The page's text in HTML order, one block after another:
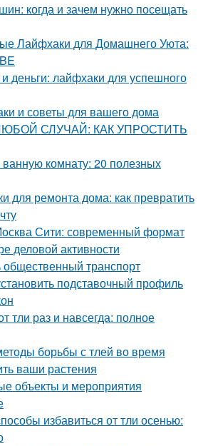
когда и зачем нужно посещать
Лайфхаки для Домашнего Уюта:
деньги: лайфхаки для успешного
и советы для вашего дома
СЛУЧАЙ: КАК УПРОСТИТЬ
ванную комнату: 20 полезных
для ремонта дома: как превратить
Сити: современный формат
деловой активности
общественный транспорт
подставочный профиль
тли раз и навсегда: полное
борьбы с тлей во время
ваши растения
объекты и мероприятия
избавиться от тли осенью: